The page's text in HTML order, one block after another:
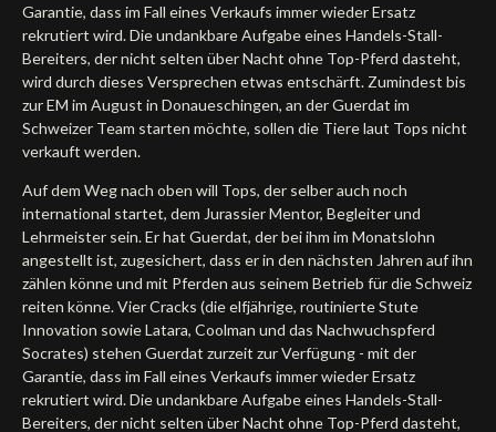
Garantie, dass im Fall eines Verkaufs immer wieder Ersatz
rekrutiert wird. Die undankbare Aufgabe eines Handels-Stall-
Bereiters, der nicht selten über Nacht ohne Top-Pferd dasteht,
wird durch dieses Versprechen etwas entschärft. Zumindest bis
zur EM im August in Donaueschingen, an der Guerdat im
Schweizer Team starten möchte, sollen die Tiere laut Tops nicht
verkauft werden.
Auf dem Weg nach oben will Tops, der selber auch noch
international startet, dem Jurassier Mentor, Begleiter und
Lehrmeister sein. Er hat Guerdat, der bei ihm im Monatslohn
angestellt ist, zugesichert, dass er in den nächsten Jahren auf ihn
zählen könne und mit Pferden aus seinem Betrieb für die Schweiz
reiten könne. Vier Cracks (die elfjährige, routinierte Stute
Innovation sowie Latara, Coolman und das Nachwuchspferd
Socrates) stehen Guerdat zurzeit zur Verfügung - mit der
Garantie, dass im Fall eines Verkaufs immer wieder Ersatz
rekrutiert wird. Die undankbare Aufgabe eines Handels-Stall-
Bereiters, der nicht selten über Nacht ohne Top-Pferd dasteht,